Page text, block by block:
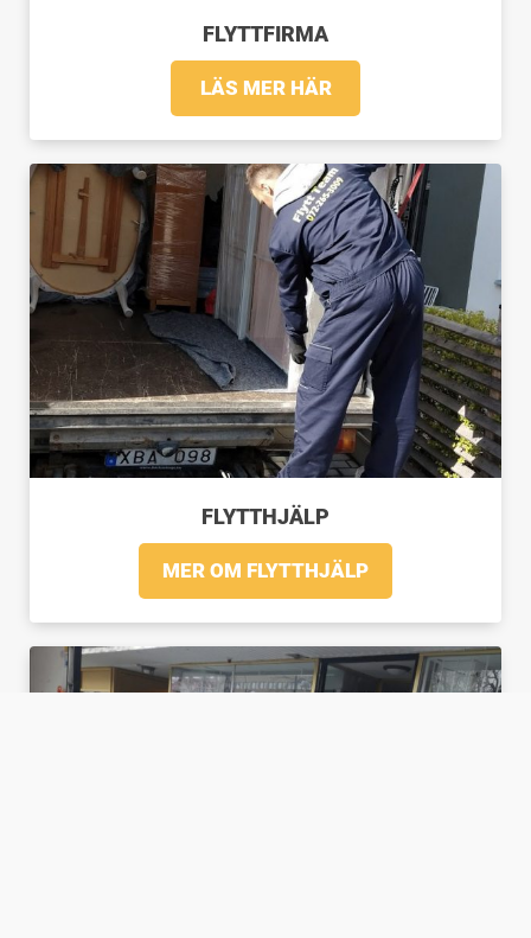
FLYTTFIRMA
LÄS MER HÄR
FLYTTHJÄLP
MER OM FLYTTHJÄLP